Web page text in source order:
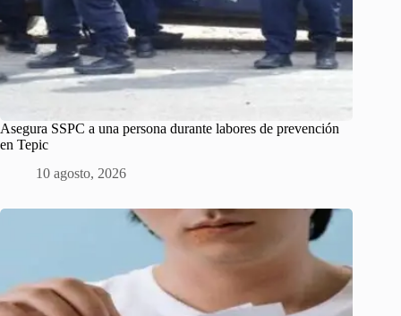
Asegura SSPC a una persona durante labores de prevención
en Tepic
10 agosto, 2026